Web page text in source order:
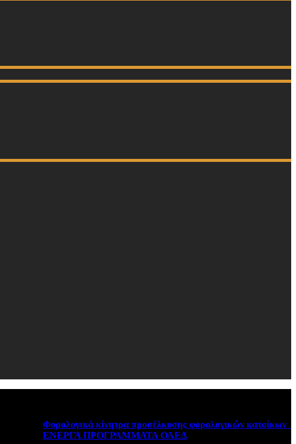
Φορολογικά κίνητρα προσέλκυσης φορολογικών κατοίκων
ΕΝΕΡΓΑ ΠΡΟΓΡΑΜΜΑΤΑ ΟΑΕΔ August 6, 2026